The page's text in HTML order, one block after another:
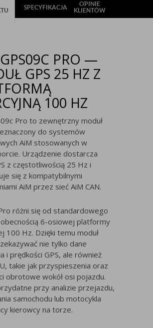
SPECYFIKACJA
OPINIE
KLIENTÓW
PRO —
GPS 25 HZ Z
100 HZ
Pro to zewnętrzny moduł
do systemów
AiM stosowanych w
Urządzenie dostarcza
z częstotliwością 25 Hz i
się z kompatybilnymi
AiM przez sieć AiM CAN.
różni się od standardowego
obecnością 6-osiowej platformy
100 Hz. Dzięki temu moduł
nie tylko dane
i prędkości GPS, ale również
takie jak przyspieszenia oraz
obrotowe wokół osi pojazdu.
przy analizie przejazdu,
samochodu lub motocykla
kierowcy na torze.